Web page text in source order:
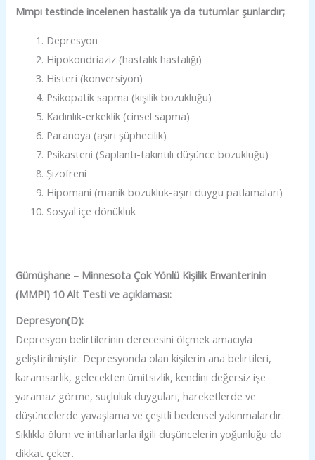
Mmpı testinde incelenen hastalık ya da tutumlar şunlardır;
Depresyon
Hipokondriaziz (hastalık hastalığı)
Histeri (konversiyon)
Psikopatik sapma (kişilik bozukluğu)
Kadınlık-erkeklik (cinsel sapma)
Paranoya (aşırı şüphecilik)
Psikasteni (Saplantı-takıntılı düşünce bozukluğu)
Şizofreni
Hipomani (manik bozukluk-aşırı duygu patlamaları)
Sosyal içe dönüklük
Gümüşhane – Minnesota Çok Yönlü Kişilik Envanterinin
(MMPI) 10 Alt Testi ve açıklaması:
Depresyon(D):
Depresyon belirtilerinin derecesini ölçmek amacıyla
geliştirilmiştir. Depresyonda olan kişilerin ana belirtileri,
karamsarlık, gelecekten ümitsizlik, kendini değersiz işe
yaramaz görme, suçluluk duyguları, hareketlerde ve
düşüncelerde yavaşlama ve çeşitli bedensel yakınmalardır.
Sıklıkla ölüm ve intiharlarla ilgili düşüncelerin yoğunluğu da
dikkat çeker.